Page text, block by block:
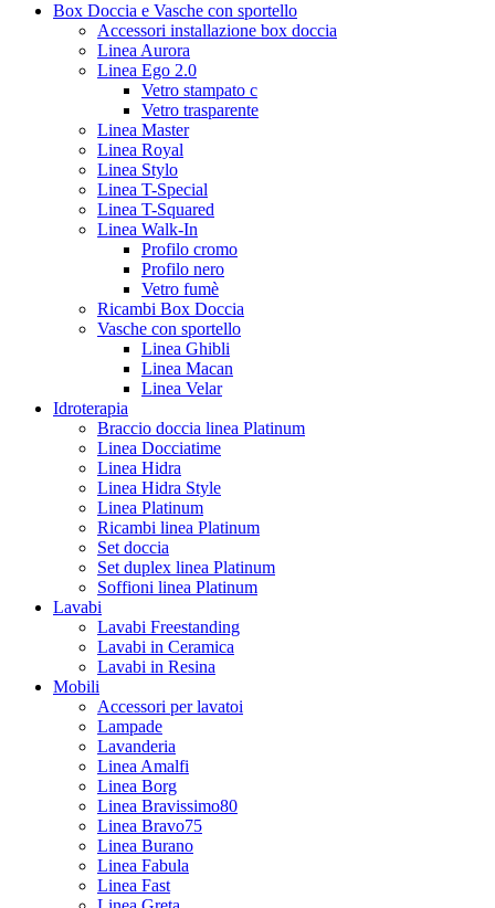
Box Doccia e Vasche con sportello
Accessori installazione box doccia
Linea Aurora
Linea Ego 2.0
Vetro stampato c
Vetro trasparente
Linea Master
Linea Royal
Linea Stylo
Linea T-Special
Linea T-Squared
Linea Walk-In
Profilo cromo
Profilo nero
Vetro fumè
Ricambi Box Doccia
Vasche con sportello
Linea Ghibli
Linea Macan
Linea Velar
Idroterapia
Braccio doccia linea Platinum
Linea Docciatime
Linea Hidra
Linea Hidra Style
Linea Platinum
Ricambi linea Platinum
Set doccia
Set duplex linea Platinum
Soffioni linea Platinum
Lavabi
Lavabi Freestanding
Lavabi in Ceramica
Lavabi in Resina
Mobili
Accessori per lavatoi
Lampade
Lavanderia
Linea Amalfi
Linea Borg
Linea Bravissimo80
Linea Bravo75
Linea Burano
Linea Fabula
Linea Fast